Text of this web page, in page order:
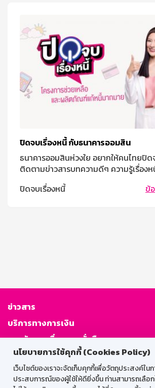
นโยบายการใช้คุกกี้ (Cookies Policy)
เว็บไซต์ของเราจะจัดเก็บคุกกี้เพื่อวัตถุประสงค์ใน
ประสบการณ์ของผู้ใช้ให้ดียิ่งขึ้น ท่านสามารถเลือ
ปิดจบเรื่องหนี้ กับธนาคารออมสิน
ธนาคารออมสินห่วงใย อยากให้คนไทยปิด
ติดตามข่าวสารบทความดีๆ ความรู้เรื่อง
ปิดจบเรื่องหนี้
ข้
ข่าวสาร
บริการทางการเงิน
การพัฒนาเพื่อความยั่งยืน
อื่นๆ
ติดต่อเรา